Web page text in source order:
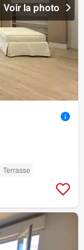
Voir la photo
Terrasse